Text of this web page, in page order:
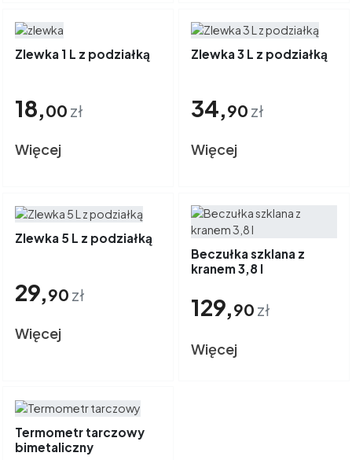
Zlewka 1 L z podziałką
18,00 zł
Więcej
Zlewka 3 L z podziałką
34,90 zł
Więcej
Zlewka 5 L z podziałką
29,90 zł
Więcej
Beczułka szklana z
kranem 3,8 l
129,90 zł
Więcej
Termometr tarczowy
bimetaliczny